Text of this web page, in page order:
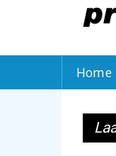
inhoud
Home